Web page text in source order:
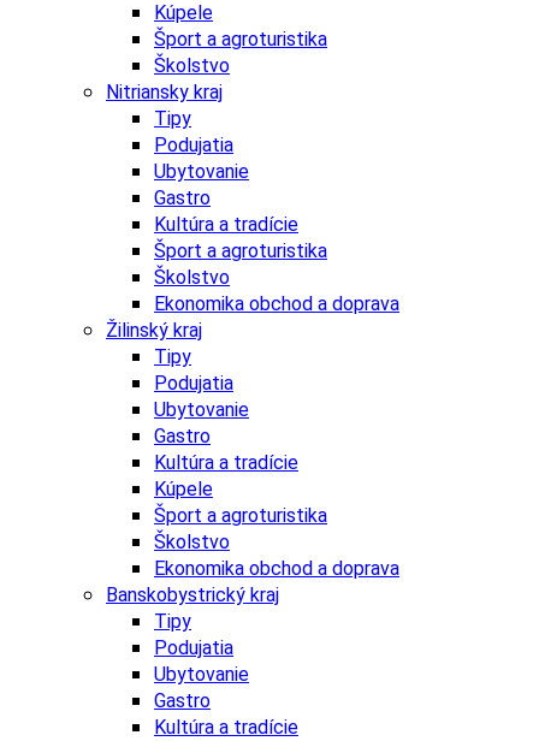
Kúpele
Šport a agroturistika
Školstvo
Nitriansky kraj
Tipy
Podujatia
Ubytovanie
Gastro
Kultúra a tradície
Šport a agroturistika
Školstvo
Ekonomika obchod a doprava
Žilinský kraj
Tipy
Podujatia
Ubytovanie
Gastro
Kultúra a tradície
Kúpele
Šport a agroturistika
Školstvo
Ekonomika obchod a doprava
Banskobystrický kraj
Tipy
Podujatia
Ubytovanie
Gastro
Kultúra a tradície